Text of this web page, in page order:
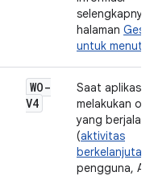
halaman Geser
untuk
WO-
V4
Saat aplikasi
melakukan
yang berjalan
(aktivitas
berkelanjutan
pengguna,